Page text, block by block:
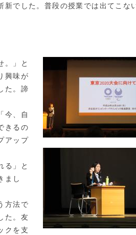
新でした。普段の授業では出てこな
。」と
興味が
た。諦
今、自
きるの
アップ
る」と
まし
方法で
た。友
クを支